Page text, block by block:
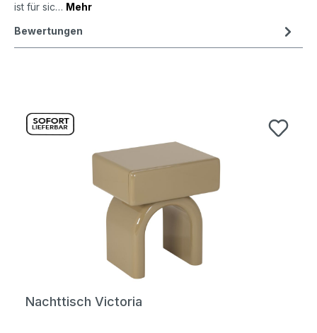
ist für sic… Mehr
Bewertungen
Nachttisch Victoria